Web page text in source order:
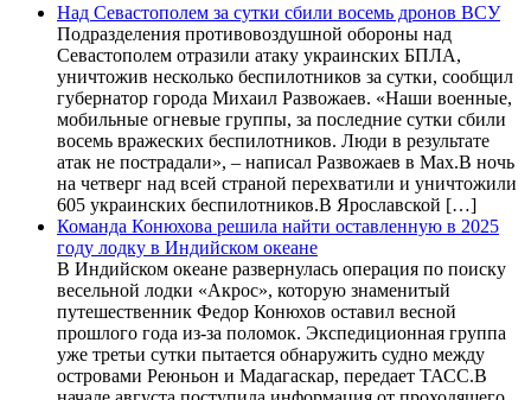
Над Севастополем за сутки сбили восемь дронов ВСУ
Подразделения противовоздушной обороны над
Севастополем отразили атаку украинских БПЛА,
уничтожив несколько беспилотников за сутки, сообщил
губернатор города Михаил Развожаев. «Наши военные,
мобильные огневые группы, за последние сутки сбили
восемь вражеских беспилотников. Люди в результате
атак не пострадали», – написал Развожаев в Max.В ночь
на четверг над всей страной перехватили и уничтожили
605 украинских беспилотников.В Ярославской […]
Команда Конюхова решила найти оставленную в 2025
году лодку в Индийском океане
В Индийском океане развернулась операция по поиску
весельной лодки «Акрос», которую знаменитый
путешественник Федор Конюхов оставил весной
прошлого года из-за поломок. Экспедиционная группа
уже третьи сутки пытается обнаружить судно между
островами Реюньон и Мадагаскар, передает ТАСС.В